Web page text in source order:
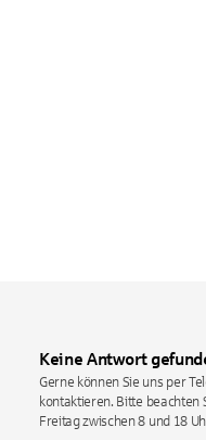
Keine Antwort
Gerne können Sie uns per
kontaktieren. Bitte beachten
Freitag zwischen 8 und 18